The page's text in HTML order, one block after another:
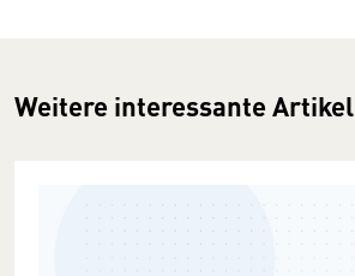
Weitere interessante Artikel